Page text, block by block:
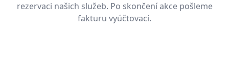
rezervaci našich služeb. Po skončení akce pošleme
fakturu vyúčtovací.